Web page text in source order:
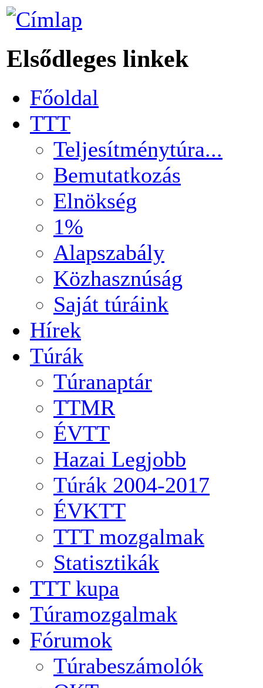
Elsődleges linkek
Főoldal
TTT
Teljesítménytúra...
Bemutatkozás
Elnökség
1%
Alapszabály
Közhasznúság
Saját túráink
Hírek
Túrák
Túranaptár
TTMR
ÉVTT
Hazai Legjobb
Túrák 2004-2017
ÉVKTT
TTT mozgalmak
Statisztikák
TTT kupa
Túramozgalmak
Fórumok
Túrabeszámolók